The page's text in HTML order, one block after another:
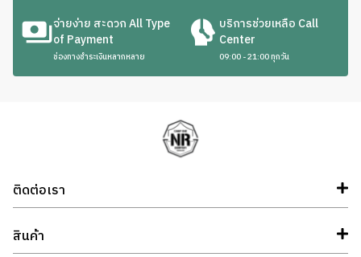
จ่ายง่าย สะดวก All Type
of Payment
ช่องทางชำระเงินหลากหลาย
บริการช่วยเหลือ Call
Center
09:00 - 21:00 ทุกวัน
ติดต่อเรา
สินค้า